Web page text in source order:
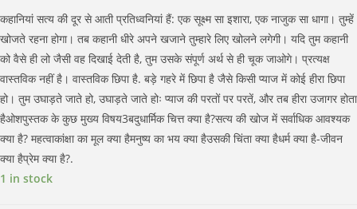
कहानियां सत्य की दूर से आती प्रतिध्वनियां हैं: एक सूक्ष्म सा इशारा, एक नाजुक सा धागा। तुम्हें
खोजते रहना होगा। तब कहानी धीरे अपने खजाने तुम्हारे लिए खोलने लगेगी। यदि तुम कहानी
को वैसे ही लो जैसी वह दिखाई देती है, तुम उसके संपूर्ण अर्थ से ही चूक जाओगे। प्रत्यक्ष
वास्तविक नहीं है। वास्तविक छिपा है. बड़े गहरे में छिपा है जैसे किसी प्याज में कोई हीरा छिपा
हो। तुम उघाड़ते जाते हो, उघाड़ते जाते होः प्याज की परतों पर परतें, और तब हीरा उजागर होता
हैओशपुस्तक के कुछ मुख्य विषय3बदुधार्मिक चित्त क्या है?सत्य की खोज में सर्वाधिक आवश्यक
क्या है? महत्वाकांक्षा का मूल क्या हैमनुष्य का भय क्या हैउसकी चिंता क्या हैधर्म क्या है-जीवन
क्या हैप्रेम क्या है?.
1 in stock